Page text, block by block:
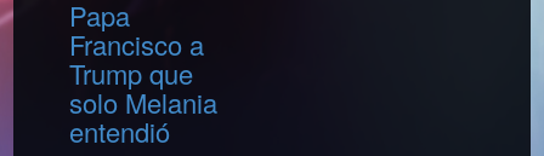
Papa
Francisco a
Trump que
solo Melania
entendió